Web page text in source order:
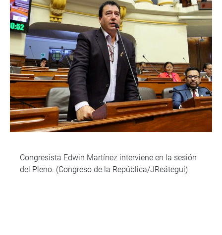
Congresista Edwin Martínez interviene en la sesión
del Pleno. (Congreso de la República/JReátegui)